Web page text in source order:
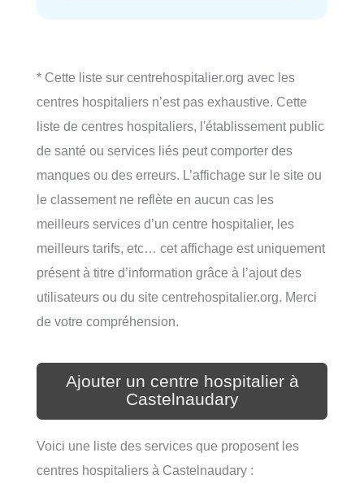
* Cette liste sur centrehospitalier.org avec les
centres hospitaliers n’est pas exhaustive. Cette
liste de centres hospitaliers, l'établissement public
de santé ou services liés peut comporter des
manques ou des erreurs. L’affichage sur le site ou
le classement ne reflète en aucun cas les
meilleurs services d’un centre hospitalier, les
meilleurs tarifs, etc… cet affichage est uniquement
présent à titre d’information grâce à l’ajout des
utilisateurs ou du site centrehospitalier.org. Merci
de votre compréhension.
Ajouter un centre hospitalier à
Castelnaudary
Voici une liste des services que proposent les
centres hospitaliers à Castelnaudary :